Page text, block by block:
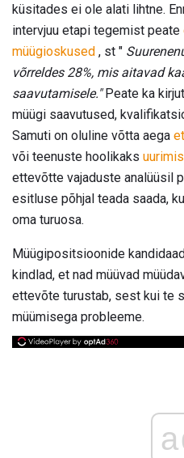
küsitades ei ole alati lihtne.
intervjuu etapi tegemist peate
müügioskused , st "
võrreldes 28%, mis aitavad
saavutamisele."Peate ka
müügi saavutused,
Samuti on oluline võtta aega
või teenuste hoolikaks
ettevõtte vajaduste analüüsil
esitluse põhjal teada saada,
oma turuosa.
Müügipositsioonide
kindlad, et nad müüvad
ettevõte turustab, sest kui te
müümisega probleeme.